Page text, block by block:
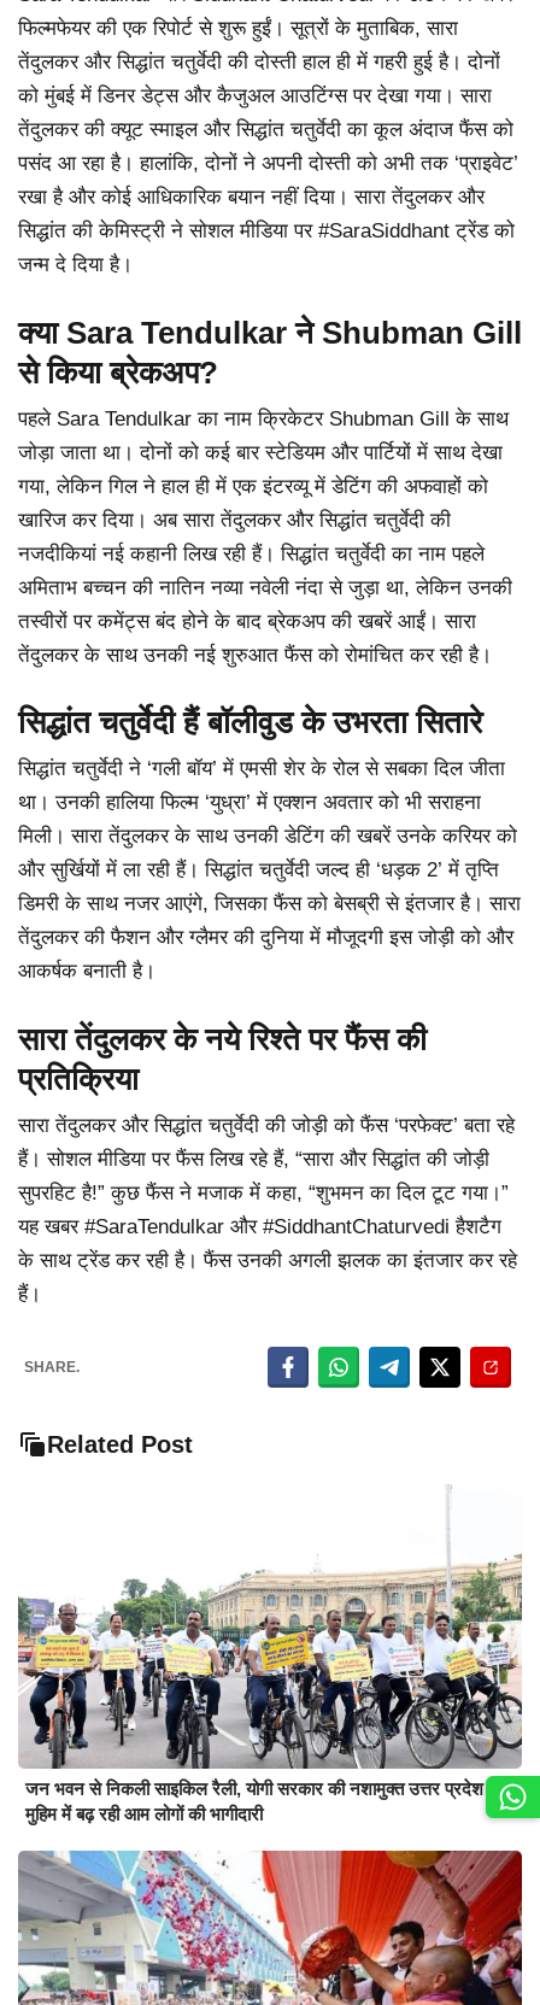
फिल्मफेयर की एक रिपोर्ट से शुरू हुईं। सूत्रों के मुताबिक, सारा
तेंदुलकर और सिद्धांत चतुर्वेदी की दोस्ती हाल ही में गहरी हुई है। दोनों
को मुंबई में डिनर डेट्स और कैजुअल आउटिंग्स पर देखा गया। सारा
तेंदुलकर की क्यूट स्माइल और सिद्धांत चतुर्वेदी का कूल अंदाज फैंस को
पसंद आ रहा है। हालांकि, दोनों ने अपनी दोस्ती को अभी तक ‘प्राइवेट’
रखा है और कोई आधिकारिक बयान नहीं दिया। सारा तेंदुलकर और
सिद्धांत की केमिस्ट्री ने सोशल मीडिया पर #SaraSiddhant ट्रेंड को
जन्म दे दिया है।
क्या Sara Tendulkar ने Shubman Gill
से किया ब्रेकअप?
पहले Sara Tendulkar का नाम क्रिकेटर Shubman Gill के साथ
जोड़ा जाता था। दोनों को कई बार स्टेडियम और पार्टियों में साथ देखा
गया, लेकिन गिल ने हाल ही में एक इंटरव्यू में डेटिंग की अफवाहों को
खारिज कर दिया। अब सारा तेंदुलकर और सिद्धांत चतुर्वेदी की
नजदीकियां नई कहानी लिख रही हैं। सिद्धांत चतुर्वेदी का नाम पहले
अमिताभ बच्चन की नातिन नव्या नवेली नंदा से जुड़ा था, लेकिन उनकी
तस्वीरों पर कमेंट्स बंद होने के बाद ब्रेकअप की खबरें आईं। सारा
तेंदुलकर के साथ उनकी नई शुरुआत फैंस को रोमांचित कर रही है।
सिद्धांत चतुर्वेदी हैं बॉलीवुड के उभरता सितारे
सिद्धांत चतुर्वेदी ने ‘गली बॉय’ में एमसी शेर के रोल से सबका दिल जीता
था। उनकी हालिया फिल्म ‘युध्रा’ में एक्शन अवतार को भी सराहना
मिली। सारा तेंदुलकर के साथ उनकी डेटिंग की खबरें उनके करियर को
और सुर्खियों में ला रही हैं। सिद्धांत चतुर्वेदी जल्द ही ‘धड़क 2’ में तृप्ति
डिमरी के साथ नजर आएंगे, जिसका फैंस को बेसब्री से इंतजार है। सारा
तेंदुलकर की फैशन और ग्लैमर की दुनिया में मौजूदगी इस जोड़ी को और
आकर्षक बनाती है।
सारा तेंदुलकर के नये रिश्ते पर फैंस की
प्रतिक्रिया
सारा तेंदुलकर और सिद्धांत चतुर्वेदी की जोड़ी को फैंस ‘परफेक्ट’ बता रहे
हैं। सोशल मीडिया पर फैंस लिख रहे हैं, “सारा और सिद्धांत की जोड़ी
सुपरहिट है!” कुछ फैंस ने मजाक में कहा, “शुभमन का दिल टूट गया।”
यह खबर #SaraTendulkar और #SiddhantChaturvedi हैशटैग
के साथ ट्रेंड कर रही है। फैंस उनकी अगली झलक का इंतजार कर रहे
हैं।
SHARE.
Related Post
जन भवन से निकली साइकिल रैली, योगी सरकार की नशामुक्त उत्तर प्रदेश की
मुहिम में बढ़ रही आम लोगों की भागीदारी